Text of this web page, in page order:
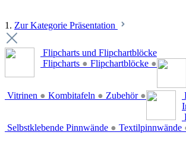
1. Zur Kategorie Präsentation
Flipcharts und Flipchartblöcke
Flipcharts ● Flipchartblöcke ●
Vitrinen ● Kombitafeln ● Zubehör ●
Selbstklebende Pinnwände ● Textilpinnwände